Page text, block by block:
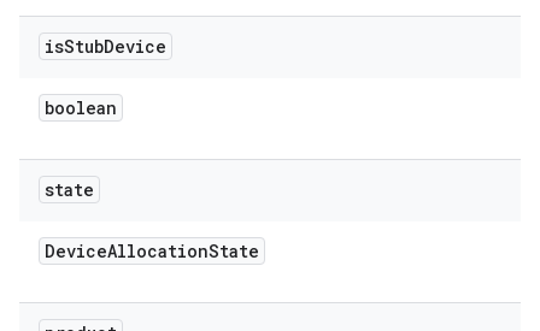
isStubDevice
boolean
state
DeviceAllocationState